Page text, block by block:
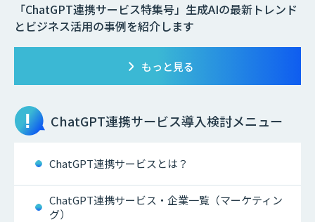
「ChatGPT連携サービス特集号」生成AIの最新トレンド
とビジネス活用の事例を紹介します
もっと見る
ChatGPT連携サービス導入検討メニュー
ChatGPT連携サービスとは？
ChatGPT連携サービス・企業一覧（マーケティン
グ）